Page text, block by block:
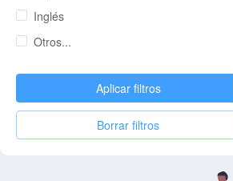
Inglés
Otros...
Aplicar filtros
Borrar filtros